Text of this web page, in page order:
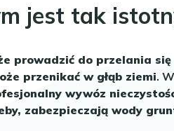
jest tak
prowadzić do przelania
przenikać w głąb ziemi.
wywóz
zabezpieczają wody